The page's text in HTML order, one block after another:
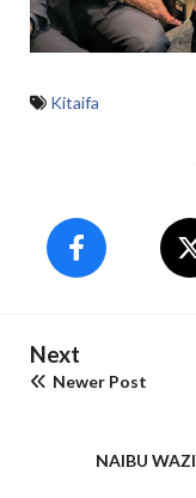
Kitaifa
Next
Newer Post
NAIBU